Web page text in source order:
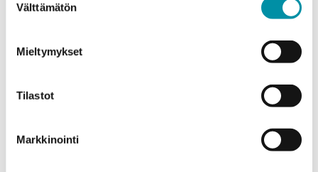
valinta
Välttämätön
Mieltymykset
Tilastot
Markkinointi
Tuotteet
Määrä (m)